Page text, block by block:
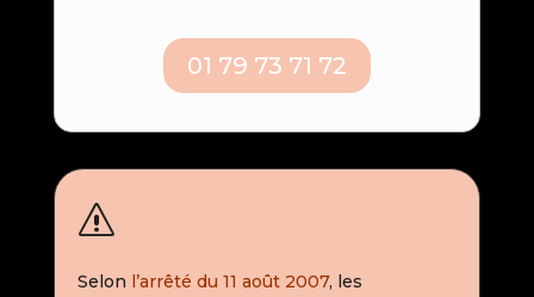
01 79 73 71 72
s
Selon l’arrêté du 11 août 2007, les